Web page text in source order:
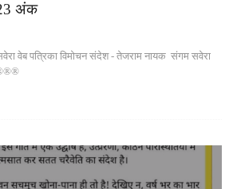
अंक
वेब पत्रिका विमोचन संदेश - तेजराम नायक संगम सवेरा